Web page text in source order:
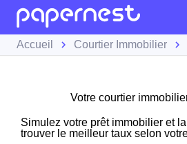
Accueil Courtier Immobilier
Votre courtier
Simulez votre prêt immobilier et
trouver le meilleur taux selon